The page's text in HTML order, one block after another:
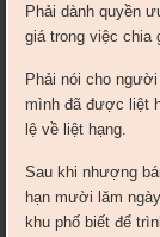
Phải dành quyền
giá trong việc chia
Phải nói cho
mình đã được liệt
lệ về liệt hạng.
Sau khi nhượng
hạn mười lăm
khu phố biết để